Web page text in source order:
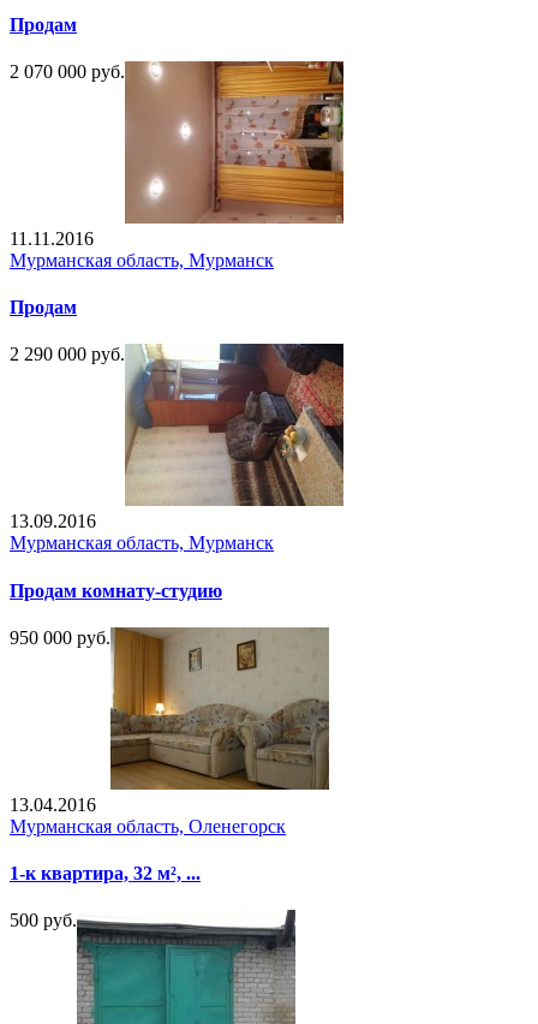
Продам
2 070 000 руб.
11.11.2016
Мурманская область, Мурманск
Продам
2 290 000 руб.
13.09.2016
Мурманская область, Мурманск
Продам комнату-студию
950 000 руб.
13.04.2016
Мурманская область, Оленегорск
1-к квартира, 32 м², ...
500 руб.